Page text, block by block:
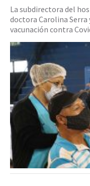
La subdirectora del
doctora Carolina
vacunación contra